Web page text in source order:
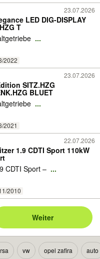
23.07.2026
LED DIG-DISPLAY
T
...
2022
23.07.2026
SITZ.HZG
BLUET
...
2021
22.07.2026
1.9 CDTI Sport 110kW
CDTI Sport – ...
2010
Weiter
vw opel zafira auto